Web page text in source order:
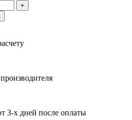
+
3-х дней после оплаты